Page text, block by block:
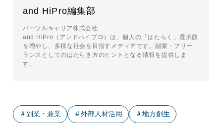
and HiPro編集部
パーソルキャリア株式会社
and HiPro（アンドハイプロ）は、個⼈の「はたらく」選択肢
を増やし、多様な社会を目指すメディアです。副業・フリー
ランスとしてのはたらき方のヒントとなる情報を提供しま
す。
＃副業・兼業 ＃外部人材活用 ＃地方創生